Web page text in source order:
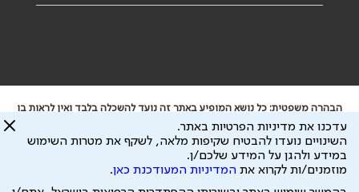
הבהרה משפטית: כל נושא המופיע באתר זה נועד להשכלה בלבד ואין לראות בו
ייעוץ רפואי או משפטי. אין הר"י אחראית לתוכן המתפרסם באתר זה ולכל נזק
שעלול להיגרם.
ידוע לי שהר"י אוספת ושומרת מידע אישי לצורך מתן השרות וכי חלק ממנו עשוי
להיות מועבר לצדדים שלישיים, הכל בכפוף למדיניות הפרטיות
עדכנו את מדיניות הפרטיות באתר.
השינויים נועדו להבטיח שקיפות מלאה, לשקף את מטרות השימוש
במידע ולהגן על המידע שלכם/ן.
מוזמנים/ות לקרוא את המדיניות המעודכנת כאן.